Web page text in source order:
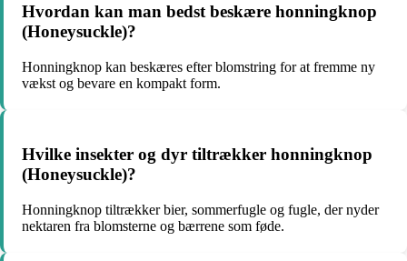
Hvordan kan man bedst beskære honningknop
(Honeysuckle)?
Honningknop kan beskæres efter blomstring for at fremme ny
vækst og bevare en kompakt form.
Hvilke insekter og dyr tiltrækker honningknop
(Honeysuckle)?
Honningknop tiltrækker bier, sommerfugle og fugle, der nyder
nektaren fra blomsterne og bærrene som føde.